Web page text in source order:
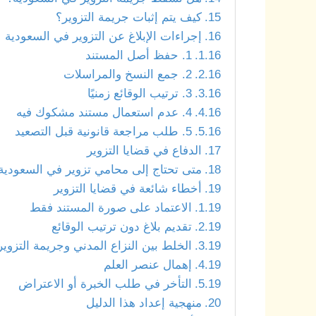
كيف يتم إثبات جريمة التزوير؟
إجراءات الإبلاغ عن التزوير في السعودية
1. حفظ أصل المستند
2. جمع النسخ والمراسلات
3. ترتيب الوقائع زمنيًا
4. عدم استعمال مستند مشكوك فيه
5. طلب مراجعة قانونية قبل التصعيد
الدفاع في قضايا التزوير
متى تحتاج إلى محامي تزوير في
أخطاء شائعة في قضايا التزوير
الاعتماد على صورة المستند فقط
تقديم بلاغ دون ترتيب الوقائع
الخلط بين النزاع المدني وجريمة
إهمال عنصر العلم
التأخر في طلب الخبرة أو الاعتراض
منهجية إعداد هذا الدليل